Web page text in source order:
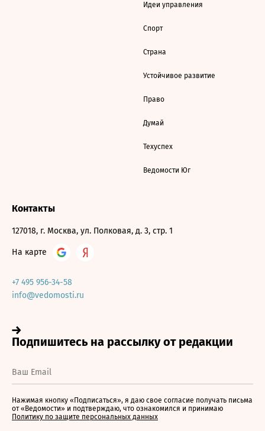
Идеи управления
Спорт
Страна
Устойчивое развитие
Право
Думай
Техуспех
Ведомости Юг
Контакты
127018, г. Москва, ул. Полковая, д. 3, стр. 1
На карте
+7 495 956-34-58
info@vedomosti.ru
Нажимая кнопку «Подписаться», я даю свое согласие получать письма
от «Ведомости» и подтверждаю, что ознакомился и принимаю
Политику по защите персональных данных